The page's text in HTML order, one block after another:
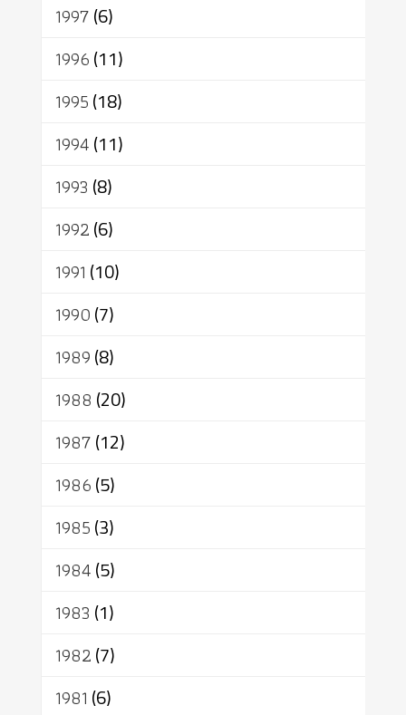
1997(6)
1996(11)
1995(18)
1994(11)
1993 (8)
1992(6)
1991 (10)
1990(7)
1989(8)
1988 (20)
1987(12)
1986(5)
1985(3)
1984(5)
1983 (1)
1982(7)
1981 (6)